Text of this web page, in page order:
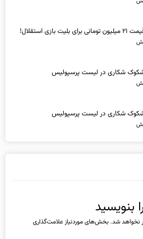
بازی استقلال!
شکاری در لیست پرسپولیس
شکاری در لیست پرسپولیس
بنویسید
نخواهد شد. بخش‌های موردنیاز علامت‌گذاری